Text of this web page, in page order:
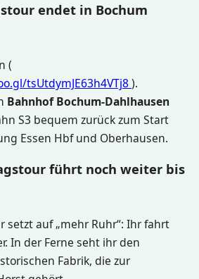
endet in Bochum
(
tsUtdymJE63h4VTj8).
Bahnhof Bochum-Dahlhausen
S3 bequem zurück zum Start
Essen Hbf und Oberhausen.
führt noch weiter bis
setzt auf „mehr Ruhr“: Ihr fahrt
In der Ferne seht ihr den
Fabrik, die zur